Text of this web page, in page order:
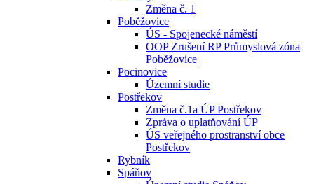
Změna č. 1
Poběžovice
ÚS - Spojenecké náměstí
OOP Zrušení RP Průmyslová zóna
Poběžovice
Pocinovice
Územní studie
Postřekov
Změna č.1a ÚP Postřekov
Zpráva o uplatňování ÚP
ÚS veřejného prostranství obce
Postřekov
Rybník
Spáňov